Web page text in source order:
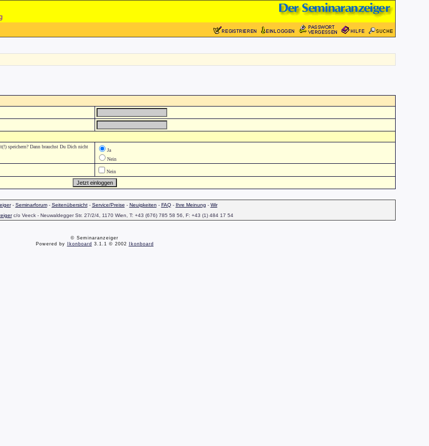
speichern? Dann brauchst Du Dich nicht
Ja
Nein
Nein
- Seminarforum- Seitenübersicht- Service/Preise - Neuigkeiten - FAQ- Ihre Meinung - Wir
c/o Veeck - Neuwaldegger Str. 27/2/4, 1170 Wien, T: +43 (676) 785 58 56, F: +43 (1) 484 17 54
© Seminaranzeiger
Powered by
Ikonboard 3.1.1 © 2002 Ikonboard